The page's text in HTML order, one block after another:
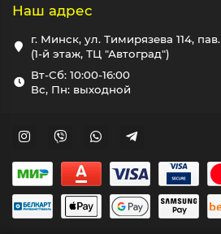
Наш адрес
г. Минск, ул. Тимирязева 114,
(1-й этаж, ТЦ "Автоград")
Вт-Сб: 10:00-16:00
Вс, Пн: выходной